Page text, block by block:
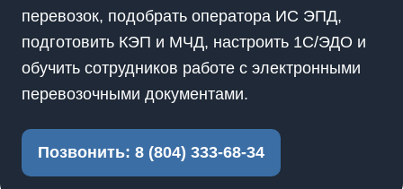
перевозок, подобрать оператора ИС ЭПД,
подготовить КЭП и МЧД, настроить 1С/ЭДО и
обучить сотрудников работе с электронными
перевозочными документами.
Позвонить: 8 (804) 333-68-34